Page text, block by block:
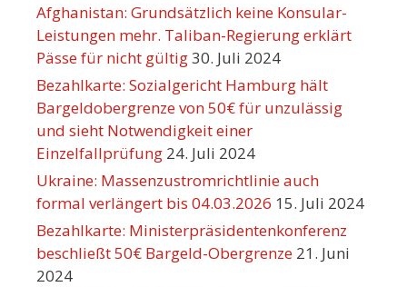
Afghanistan: Grundsätzlich keine Konsular-
Leistungen mehr. Taliban-Regierung erklärt
Pässe für nicht gültig30. Juli 2024
Bezahlkarte: Sozialgericht Hamburg hält
Bargeldobergrenze von 50€ für unzulässig
und sieht Notwendigkeit einer
Einzelfallprüfung 24. Juli 2024
Ukraine: Massenzustromrichtlinie auch
formal verlängert bis 04.03.2026 15. Juli 2024
Bezahlkarte: Ministerpräsidentenkonferenz
beschließt 50€ Bargeld-Obergrenze 21. Juni
2024